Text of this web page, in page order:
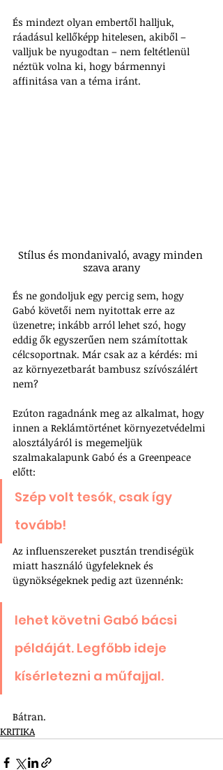
És mindezt olyan embertől halljuk,
ráadásul kellőképp hitelesen, akiből –
valljuk be nyugodtan – nem feltétlenül
néztük volna ki, hogy bármennyi
affinitása van a téma iránt.
Stílus és mondanivaló, avagy minden
szava arany
És ne gondoljuk egy percig sem, hogy
Gabó követői nem nyitottak erre az
üzenetre; inkább arról lehet szó, hogy
eddig ők egyszerűen nem számítottak
célcsoportnak. Már csak az a kérdés: mi
az környezetbarát bambusz szívószálért
nem?
Ezúton ragadnánk meg az alkalmat, hogy
innen a Reklámtörténet környezetvédelmi
alosztályáról is megemeljük
szalmakalapunk Gabó és a Greenpeace
előtt:
Szép volt tesók, csak így
tovább!
Az influenszereket pusztán trendiségük
miatt használó ügyfeleknek és
ügynökségeknek pedig azt üzennénk:
lehet követni Gabó bácsi
példáját. Legfőbb ideje
kísérletezni a műfajjal.
Bátran.
KRITIKA